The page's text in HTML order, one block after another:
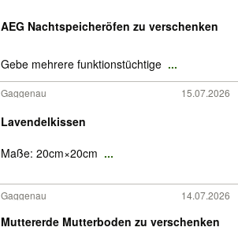
AEG Nachtspeicheröfen zu verschenken
Gebe mehrere funktionstüchtige ...
Gaggenau 15.07.2026
Lavendelkissen
Maße: 20cm×20cm ...
Gaggenau 14.07.2026
Muttererde Mutterboden zu verschenken